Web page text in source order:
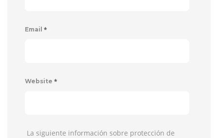
Email *
Website *
La siguiente información sobre protección de